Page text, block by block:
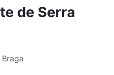
de Serra